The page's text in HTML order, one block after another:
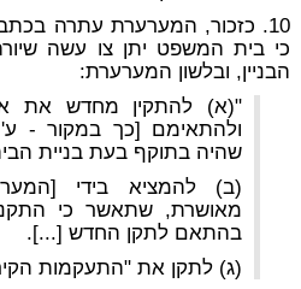
10. כזכור, המערערת עתרה
כי בית המשפט יתן צו עשה
הבניין, ובלשון המערערת:
"(א) להתקין מחדש את
ולהתאימם [כך במקור -
שהיה בתוקף בעת בניית
(ב) להמציא בידי
מאושרת, שתאשר כי
בהתאם לתקן החדש [...].
(ג) לתקן את "התעקמות הקיר"